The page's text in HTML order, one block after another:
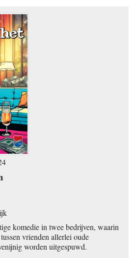
komedie in twee bedrijven, waarin
vrienden allerlei oude
worden uitgespuwd.